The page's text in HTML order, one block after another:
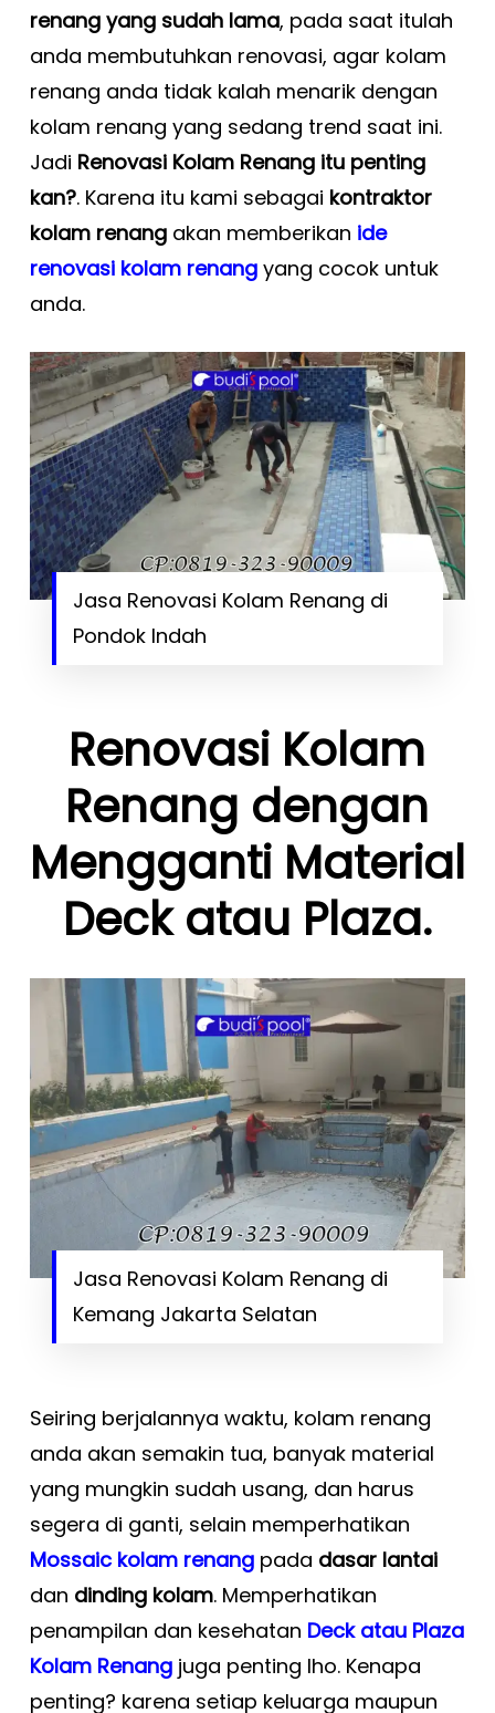
renang yang sudah lama, pada saat itulah
anda membutuhkan renovasi, agar kolam
renang anda tidak kalah menarik dengan
kolam renang yang sedang trend saat ini.
Jadi Renovasi Kolam Renang itu penting
kan?. Karena itu kami sebagai kontraktor
kolam renangakan memberikan ide
renovasi kolam renangyang cocok untuk
anda.
Jasa Renovasi Kolam Renang di
Pondok Indah
Renovasi Kolam
Renang dengan
Mengganti Material
Deck atau Plaza.
Jasa Renovasi Kolam Renang di
Kemang Jakarta Selatan
Seiring berjalannya waktu, kolam renang
anda akan semakin tua, banyak material
yang mungkin sudah usang, dan harus
segera di ganti, selain memperhatikan
Mossaic kolam renangpada dasar lantai
dan dinding kolam. Memperhatikan
penampilan dan kesehatan Deck atau Plaza
Kolam Renangjuga penting lho. Kenapa
penting? karena setiap keluarga maupun